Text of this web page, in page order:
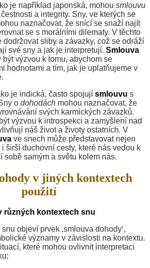
je například japonská, mohou smlouvu
a integrity. Sny, ve kterých se
naznačovat, že snící se snaží najít
se s morálními dilematy. V těchto
dodržovat sliby a závazky, což se odráží
své sny a jak je interpretují. Smlouva
výzvou k tomu, abychom se
hodnotami a tím, jak je uplatňujeme v
je indická, často spojují smlouvu s
o dohodách mohou naznačovat, že
svých karmických závazků.
výzvou k introspekci a zamyšlení nad
náš život a životy ostatních. V
ve snech může představovat nejen
širší duchovní cesty, které nás vedou k
sobě samým a světu kolem nás.
v jiných kontextech
použití
různých kontextech snu
objeví prvek ‚smlouva dohody‘,
významy v závislosti na kontextu.
které mohou ovlivnit interpretaci